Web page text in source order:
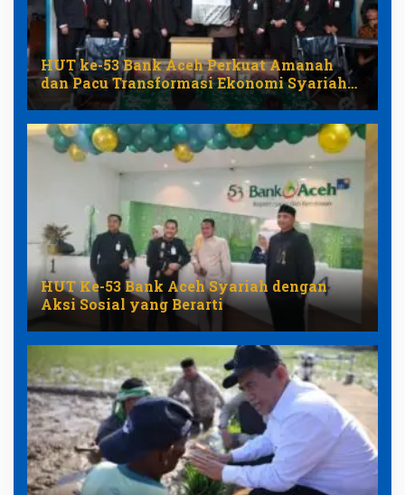
HUT ke-53 Bank Aceh Perkuat Amanah
dan Pacu Transformasi Ekonomi Syariah
Aceh
HUT Ke-53 Bank Aceh Syariah dengan
Aksi Sosial yang Berarti